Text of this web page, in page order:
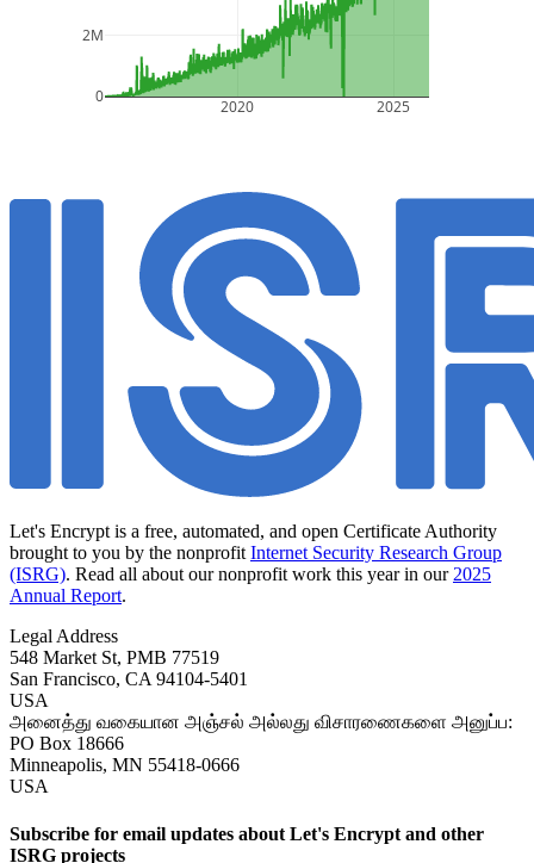
2020 2025
0
2M
Let's Encrypt is a free, automated, and open Certificate Authority
brought to you by the nonprofit Internet Security Research Group
(ISRG). Read all about our nonprofit work this year in our 2025
Annual Report.
Legal Address
548 Market St, PMB 77519
San Francisco, CA 94104-5401
USA
அனைத்து வகையான அஞ்சல் அல்லது விசாரணைகளை அனுப்ப:
PO Box 18666
Minneapolis, MN 55418-0666
USA
Subscribe for email updates about Let's Encrypt and other
ISRG projects